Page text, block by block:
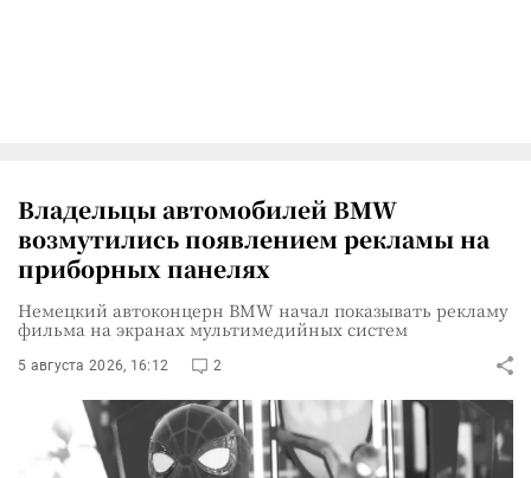
Владельцы автомобилей BMW
возмутились появлением рекламы на
приборных панелях
Немецкий автоконцерн BMW начал показывать рекламу
фильма на экранах мультимедийных систем
5 августа 2026, 16:12 2